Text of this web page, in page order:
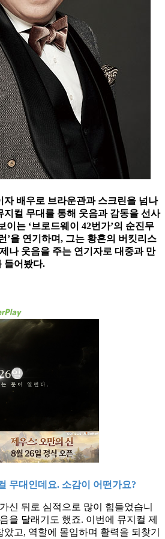
자 배우로 브라운관과 스크린을 넘나
지컬 무대를 통해 웃음과 감동을 선사
이는 ‘브로드웨이 42번가’의 순진무
’을 연기하며, 그는 황혼의 버킷리스
나 웃음을 주는 연기자로 대중과 만
들어봤다.
무대인데요. 소감이 어떤가요?
신 뒤로 심적으로 많이 힘들었습니
을 달래기도 했죠. 이번에 뮤지컬 제
고, 역할에 몰입하며 활력을 되찾기